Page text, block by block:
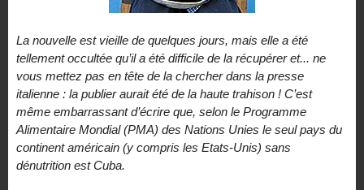
La nouvelle est vieille de quelques jours, mais elle a été
tellement occultée qu’il a été difficile de la récupérer et... ne
vous mettez pas en tête de la chercher dans la presse
italienne : la publier aurait été de la haute trahison ! C’est
même embarrassant d’écrire que, selon le Programme
Alimentaire Mondial (PMA) des Nations Unies le seul pays du
continent américain (y compris les Etats-Unis) sans
dénutrition est Cuba.